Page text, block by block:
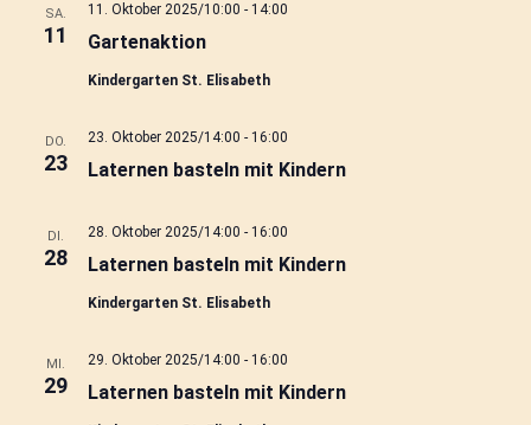
SA.
11 Gartenaktion
11. Oktober 2025/10:00 - 14:00
Kindergarten St. Elisabeth
DO.
23 Laternen basteln mit Kindern
23. Oktober 2025/14:00 - 16:00
DI.
28 Laternen basteln mit Kindern
28. Oktober 2025/14:00 - 16:00
Kindergarten St. Elisabeth
MI.
29 Laternen basteln mit Kindern
29. Oktober 2025/14:00 - 16:00